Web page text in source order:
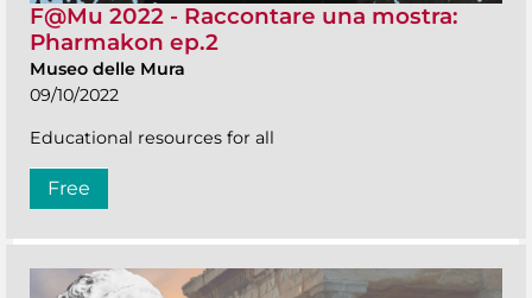
F@Mu 2022 - Raccontare una mostra:
Pharmakon ep.2
Museo delle Mura
09/10/2022
Educational resources for all
Free